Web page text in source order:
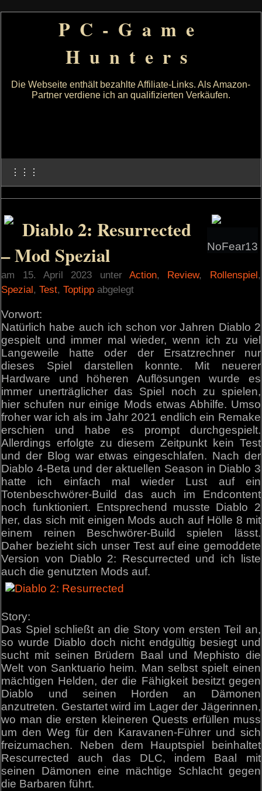
PC-Game
Hunters
Die Webseite enthält bezahlte Affiliate-Links. Als Amazon-
Partner verdiene ich an qualifizierten Verkäufen.
⋮⋮⋮
NoFear13
Diablo 2: Resurrected
– Mod Spezial
am 15. April 2023 unterAction, Review, Rollenspiel,
Spezial,Test,Toptipp abgelegt
Vorwort:
Natürlich habe auch ich schon vor Jahren Diablo 2
gespielt und immer mal wieder, wenn ich zu viel
Langeweile hatte oder der Ersatzrechner nur
dieses Spiel darstellen konnte. Mit neuerer
Hardware und höheren Auflösungen wurde es
immer unerträglicher das Spiel noch zu spielen,
hier schufen nur einige Mods etwas Abhilfe. Umso
froher war ich als im Jahr 2021 endlich ein Remake
erschien und habe es prompt durchgespielt.
Allerdings erfolgte zu diesem Zeitpunkt kein Test
und der Blog war etwas eingeschlafen. Nach der
Diablo 4-Beta und der aktuellen Season in Diablo 3
hatte ich einfach mal wieder Lust auf ein
Totenbeschwörer-Build das auch im Endcontent
noch funktioniert. Entsprechend musste Diablo 2
her, das sich mit einigen Mods auch auf Hölle 8 mit
einem reinen Beschwörer-Build spielen lässt.
Daher bezieht sich unser Test auf eine gemoddete
Version von Diablo 2: Rescurrected und ich liste
auch die genutzten Mods auf.
Story:
Das Spiel schließt an die Story vom ersten Teil an,
so wurde Diablo doch nicht endgültig besiegt und
sucht mit seinen Brüdern Baal und Mephisto die
Welt von Sanktuario heim. Man selbst spielt einen
mächtigen Helden, der die Fähigkeit besitzt gegen
Diablo und seinen Horden an Dämonen
anzutreten. Gestartet wird im Lager der Jägerinnen,
wo man die ersten kleineren Quests erfüllen muss
um den Weg für den Karavanen-Führer und sich
freizumachen. Neben dem Hauptspiel beinhaltet
Rescurrected auch das DLC, indem Baal mit
seinen Dämonen eine mächtige Schlacht gegen
die Barbaren führt.